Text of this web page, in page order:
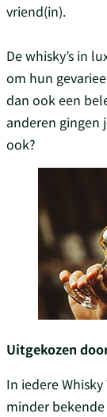
vriend(in).
De whisky’s in
om hun
dan ook een
anderen gingen
ook?
Uitgekozen
In iedere
minder